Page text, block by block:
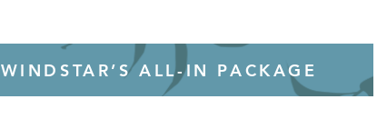
WINDSTAR’S ALL-IN PACKAGE